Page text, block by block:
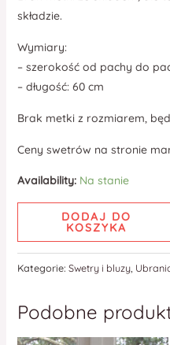
składzie.
Wymiary:
– szerokość od pachy do
– długość: 60 cm
Brak metki z rozmiarem,
Ceny swetrów na stronie
Availability: Na stanie
DODAJ DO
KOSZYKA
Kategorie: Swetry i bluzy,
Podobne